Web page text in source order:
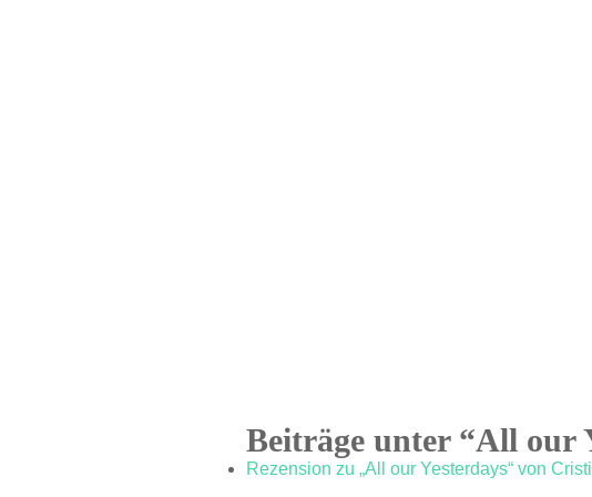
Beiträge unter “All our
Rezension zu „All our Yesterdays“ von